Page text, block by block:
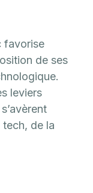
favorise
de ses
leviers
de la